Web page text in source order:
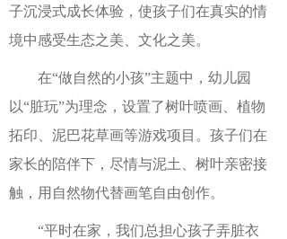
子沉浸式成长体验，使孩子们在真实的情
境中感受生态之美、文化之美。
在“做自然的小孩”主题中，幼儿园
以“脏玩”为理念，设置了树叶喷画、植物
拓印、泥巴花草画等游戏项目。孩子们在
家长的陪伴下，尽情与泥土、树叶亲密接
触，用自然物代替画笔自由创作。
“平时在家，我们总担心孩子弄脏衣